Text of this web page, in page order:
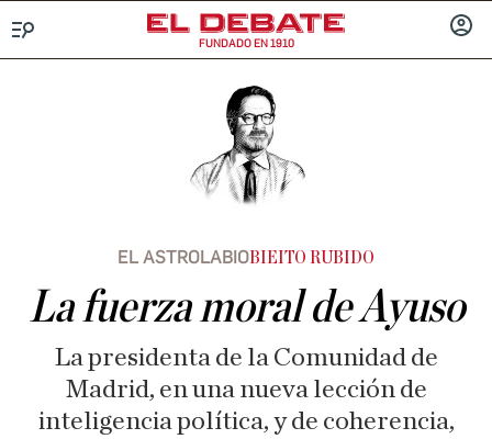
FUNDADO EN 1910
EL ASTROLABIO BIEITO RUBIDO
La fuerza moral de Ayuso
La presidenta de la Comunidad de
Madrid, en una nueva lección de
inteligencia política, y de coherencia,